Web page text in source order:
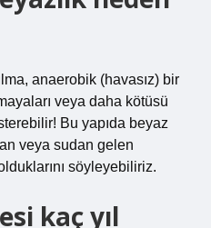
anaerobik (havasız) bir
veya daha kötüsü
Bu yapıda beyaz
veya sudan gelen
söyleyebiliriz.
kaç yıl